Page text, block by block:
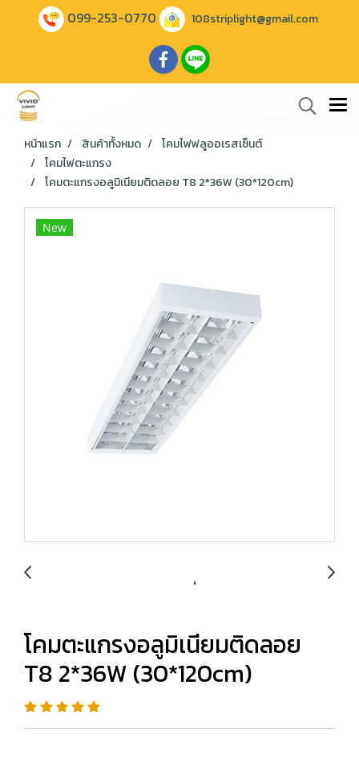
099-253-0770 108striplight@gmail.com
หน้าแรก สินค้าทั้งหมด
โคมไฟฟลูออเรสเซ็นต์
โคมไฟตะแกรง
โคมตะแกรงอลูมิเนียมติดลอย T8 2*36W (30*120cm)
New
โคมตะแกรงอลูมิเนียมติดลอย
T8 2*36W (30*120cm)